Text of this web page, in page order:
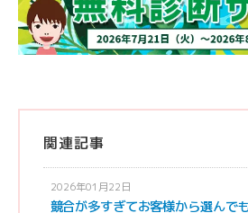
関連記事
2026年01月22日
競合が多すぎてお客様から選んで